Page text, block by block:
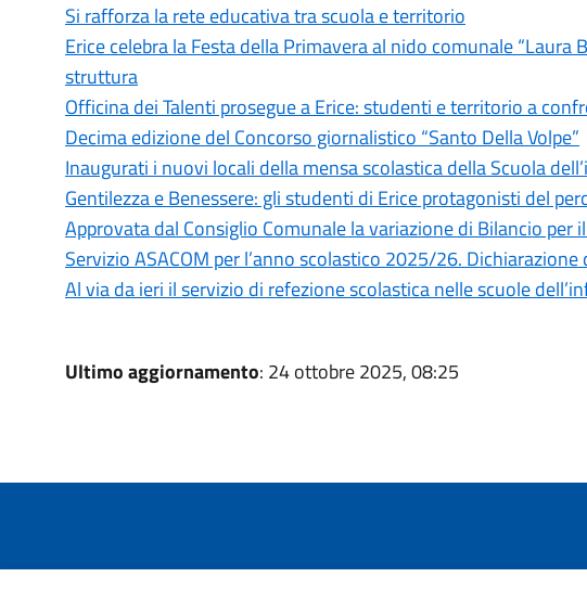
Si rafforza la rete educativa tra scuola e territorio
Erice celebra la Festa della Primavera al nido comunale “Laura
struttura
Officina dei Talenti prosegue a Erice: studenti e territorio a
Decima edizione del Concorso giornalistico “Santo Della Volpe”
Inaugurati i nuovi locali della mensa scolastica della Scuola
Gentilezza e Benessere: gli studenti di Erice protagonisti del
Approvata dal Consiglio Comunale la variazione di Bilancio
Servizio ASACOM per l’anno scolastico 2025/26. Dichiarazione
Al via da ieri il servizio di refezione scolastica nelle scuole
Ultimo aggiornamento: 24 ottobre 2025, 08:25